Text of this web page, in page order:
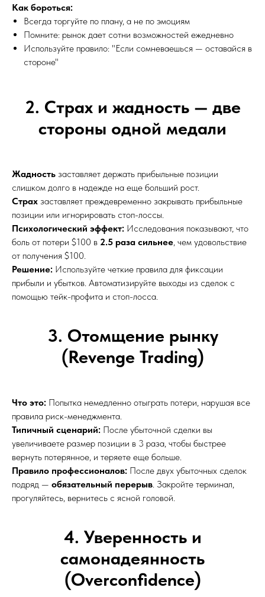
Как бороться:
Всегда торгуйте по плану, а не по эмоциям
Помните: рынок дает сотни возможностей ежедневно
Используйте правило: "Если сомневаешься — оставайся в
стороне"
2. Страх и жадность — две
стороны одной медали
Жадность заставляет держать прибыльные позиции
слишком долго в надежде на еще больший рост.
Страх заставляет преждевременно закрывать прибыльные
позиции или игнорировать стоп-лоссы.
Психологический эффект: Исследования показывают, что
боль от потери $100 в 2.5 раза сильнее , чем удовольствие
от получения $100.
Решение: Используйте четкие правила для фиксации
прибыли и убытков. Автоматизируйте выходы из сделок с
помощью тейк-профита и стоп-лосса.
3. Отомщение рынку
(Revenge Trading)
Что это: Попытка немедленно отыграть потери, нарушая все
правила риск-менеджмента.
Типичный сценарий: После убыточной сделки вы
увеличиваете размер позиции в 3 раза, чтобы быстрее
вернуть потерянное, и теряете еще больше.
Правило профессионалов: После двух убыточных сделок
подряд — обязательный перерыв . Закройте терминал,
прогуляйтесь, вернитесь с ясной головой.
4. Уверенность и
самонадеянность
(Overconfidence)